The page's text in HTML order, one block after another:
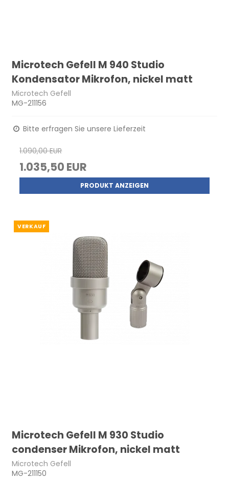
Microtech Gefell M 940 Studio
Kondensator Mikrofon, nickel matt
Microtech Gefell
MG-211156
Bitte erfragen Sie unsere Lieferzeit
1.090,00 EUR
1.035,50 EUR
PRODUKT ANZEIGEN
VERKAUF
Microtech Gefell M 930 Studio
condenser Mikrofon, nickel matt
Microtech Gefell
MG-211150